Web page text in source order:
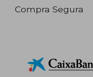
Compra Segura